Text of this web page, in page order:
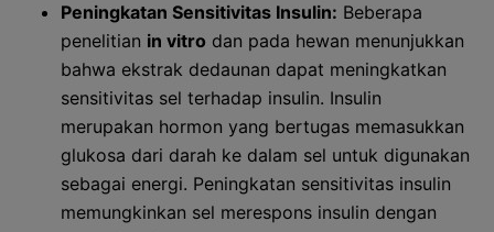
Peningkatan Sensitivitas Insulin: Beberapa
penelitian in vitro dan pada hewan menunjukkan
bahwa ekstrak dedaunan dapat meningkatkan
sensitivitas sel terhadap insulin. Insulin
merupakan hormon yang bertugas memasukkan
glukosa dari darah ke dalam sel untuk digunakan
sebagai energi. Peningkatan sensitivitas insulin
memungkinkan sel merespons insulin dengan